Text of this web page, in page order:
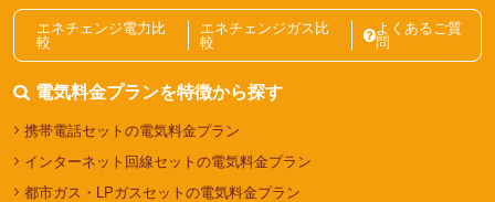
電力会社・電気料金プランの選び方記事一覧
エネチェンジ電力比
較
エネチェンジガス比
較
よくあるご質
問
電気料金プランを特徴から探す
携帯電話セットの電気料金プラン
インターネット回線セットの電気料金プラン
都市ガス・LPガスセットの電気料金プラン